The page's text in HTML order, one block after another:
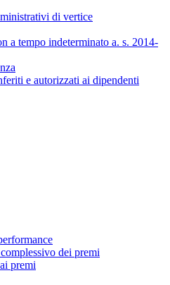
di vertice
a tempo indeterminato a. s. 2014-
e autorizzati ai dipendenti
dei premi
premi